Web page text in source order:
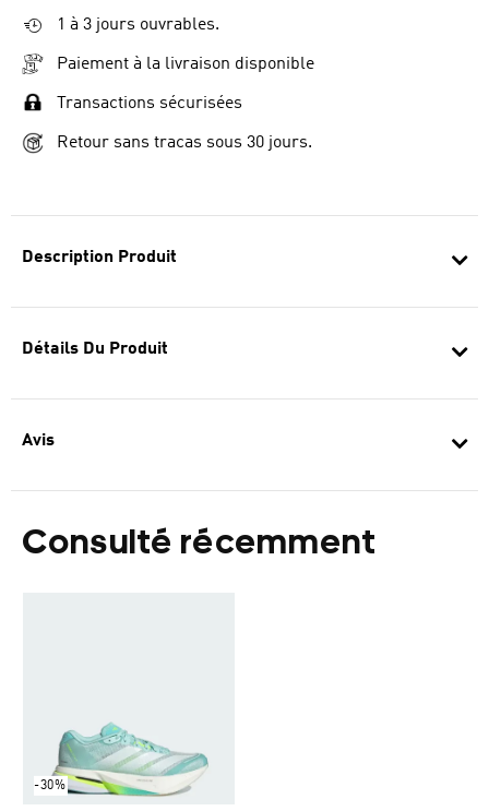
Description Produit
Détails Du Produit
Avis
Consulté récemment
-30%
1 à 3 jours ouvrables.
Paiement à la livraison disponible
Transactions sécurisées
Retour sans tracas sous 30 jours.